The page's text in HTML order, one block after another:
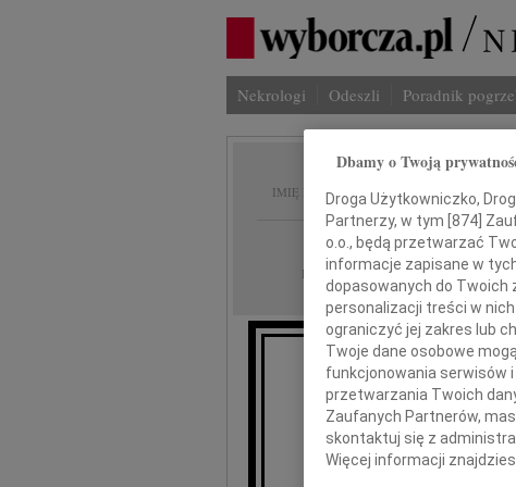
Nekrologi Odeszli Poradnik
IMIĘ I NAZWISKO:
REGION: Warszawa
DATA EMISJI: 13.05.2026
Z głębokim
Dbamy o Twoją
Droga Użytkowniczko,
Partnerzy, w tym [ 874 ]
o.o., będą przetwarzać
informacje zapisane w
dopasowanych do Twoich
personalizacji treści w
ograniczyć jej zakres lub
Twoje dane osobowe
funkcjonowania serwisów i
przetwarzania Twoich
Zaufanych Partnerów,
skontaktuj się z
Więcej informacji